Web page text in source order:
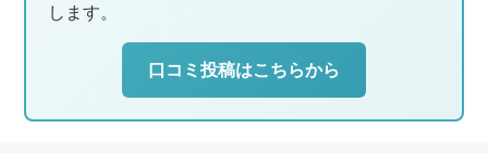
します。
口コミ投稿はこちらから